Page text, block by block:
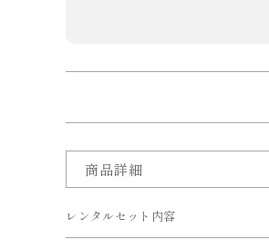
商品詳細
レンタルセット内容